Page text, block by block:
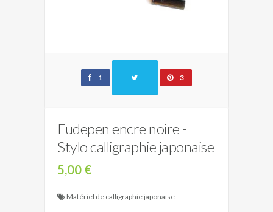
1 3
Fudepen encre noire -
Stylo calligraphie japonaise
5,00 €
Matériel de calligraphie japonaise